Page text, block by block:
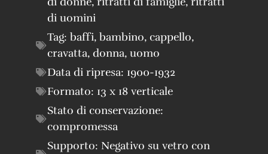
di uomini
Tag: baffi, bambino, cappello,
cravatta, donna, uomo
Data di ripresa: 1900-1932
Formato: 13 x 18 verticale
Stato di conservazione:
compromessa
Supporto: Negativo su vetro con